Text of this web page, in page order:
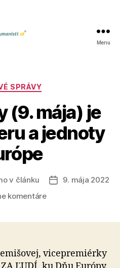
Menu
Kategórie
SPRÁVY
(9. mája) je
a jednoty
v článku
Dátum
9. mája 2022
komentárena
je
oslavou
vicepremiérky